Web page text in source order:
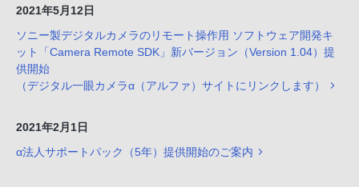
2021年5月12日
ソニー製デジタルカメラのリモート操作用 ソフトウェア開発キ
ット「Camera Remote SDK」新バージョン（Version 1.04）提
供開始
（デジタル一眼カメラα（アルファ）サイトにリンクします）
2021年2月1日
α法人サポートパック（5年）提供開始のご案内